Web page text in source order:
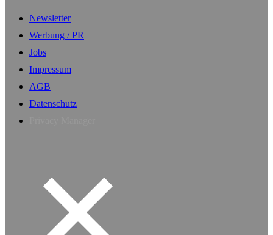
Newsletter
Werbung / PR
Jobs
Impressum
AGB
Datenschutz